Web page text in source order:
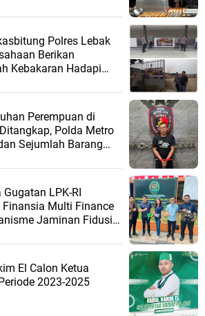
Polres Lebak
Berikan
Kebakaran Hadapi
Perempuan di
Polda Metro
Sejumlah Barang
LPK-RI
Finansia Multi Finance
Jaminan Fidusia
El Calon Ketua
2023-2025